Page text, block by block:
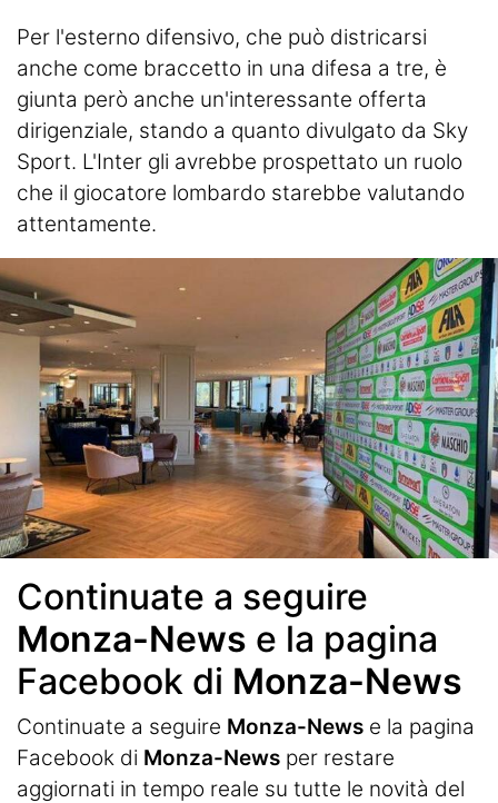
Per l'esterno difensivo, che può districarsi
anche come braccetto in una difesa a tre, è
giunta però anche un'interessante offerta
dirigenziale, stando a quanto divulgato da Sky
Sport. L'Inter gli avrebbe prospettato un ruolo
che il giocatore lombardo starebbe valutando
attentamente.
Continuate a seguire
Monza-News e la pagina
Facebook di Monza-News
Continuate a seguire Monza-News e la pagina
Facebook di Monza-News per restare
aggiornati in tempo reale su tutte le novità del